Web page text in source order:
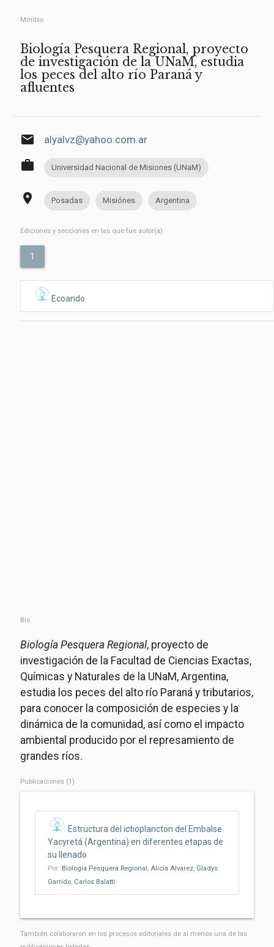
Minibio
Biología Pesquera Regional, proyecto
de investigación de la UNaM, estudia
los peces del alto río Paraná y
afluentes
email alyalvz@yahoo.com.ar
work Universidad Nacional de Misiones (UNaM)
place Posadas Misiónes Argentina
Ediciones y secciones en las que fue autor(a)
1
Ecoando
Bio
Biología Pesquera Regional, proyecto de
investigación de la Facultad de Ciencias Exactas,
Químicas y Naturales de la UNaM, Argentina,
estudia los peces del alto río Paraná y tributarios,
para conocer la composición de especies y la
dinámica de la comunidad, así como el impacto
ambiental producido por el represamiento de
grandes ríos.
Publicaciones (1)
Estructura del ictioplancton del Embalse
Yacyretá (Argentina) en diferentes etapas de
su llenado
Por: Biología Pesquera Regional , Alicia Alvarez, Gladys
Garrido, Carlos Balatti
También colaboraron ​​en los procesos editoriales de al menos una de las